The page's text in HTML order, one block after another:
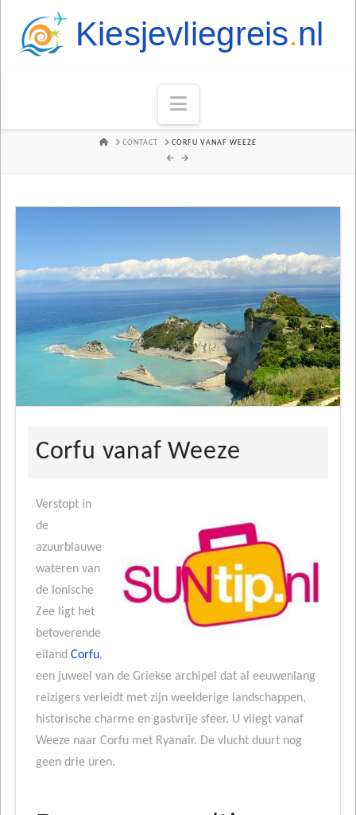
Navigation
HOMECONTACT CORFU VANAF WEEZE
Corfu vanaf Weeze
Verstopt in
de
azuurblauwe
wateren van
de Ionische
Zee ligt het
betoverende
eiland Corfu,
een juweel van de Griekse archipel dat al eeuwenlang
reizigers verleidt met zijn weelderige landschappen,
historische charme en gastvrije sfeer. U vliegt vanaf
Weeze naar Corfu met Ryanair. De vlucht duurt nog
geen drie uren.